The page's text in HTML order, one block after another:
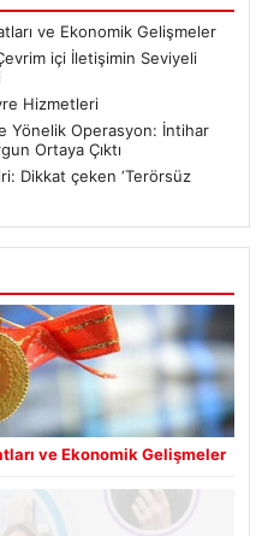
ve Ekonomik Gelişmeler
içi İletişimin Seviyeli
Hizmetleri
Yönelik Operasyon: İntihar
Ortaya Çıktı
Dikkat çeken ‘Terörsüz
ve Ekonomik Gelişmeler